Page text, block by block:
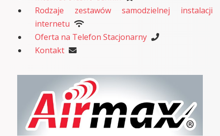
Rodzaje zestawów samodzielnej instalacji
internetu
Oferta na Telefon Stacjonarny
Kontakt